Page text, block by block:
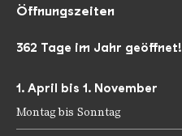
Öffnungszeiten
362 Tage im Jahr geöffnet!
1. April bis 1. November
Montag bis Sonntag